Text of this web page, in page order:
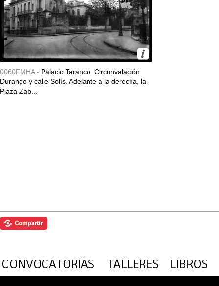
0060FMHA - Palacio Taranco. Circunvalación
Durango y calle Solís. Adelante a la derecha, la
Plaza Zab...